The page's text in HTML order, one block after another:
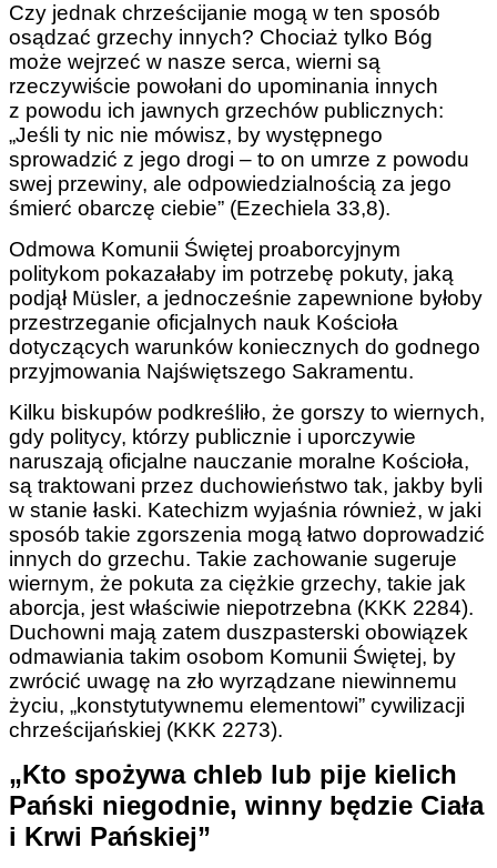
Czy jednak chrześcijanie mogą w ten sposób
osądzać grzechy innych? Chociaż tylko Bóg
może wejrzeć w nasze serca, wierni są
rzeczywiście powołani do upominania innych
z powodu ich jawnych grzechów publicznych:
„Jeśli ty nic nie mówisz, by występnego
sprowadzić z jego drogi – to on umrze z powodu
swej przewiny, ale odpowiedzialnością za jego
śmierć obarczę ciebie” (Ezechiela 33,8).
Odmowa Komunii Świętej proaborcyjnym
politykom pokazałaby im potrzebę pokuty, jaką
podjął Müsler, a jednocześnie zapewnione byłoby
przestrzeganie oficjalnych nauk Kościoła
dotyczących warunków koniecznych do godnego
przyjmowania Najświętszego Sakramentu.
Kilku biskupów podkreśliło, że gorszy to wiernych,
gdy politycy, którzy publicznie i uporczywie
naruszają oficjalne nauczanie moralne Kościoła,
są traktowani przez duchowieństwo tak, jakby byli
w stanie łaski. Katechizm wyjaśnia również, w jaki
sposób takie zgorszenia mogą łatwo doprowadzić
innych do grzechu. Takie zachowanie sugeruje
wiernym, że pokuta za ciężkie grzechy, takie jak
aborcja, jest właściwie niepotrzebna (KKK 2284).
Duchowni mają zatem duszpasterski obowiązek
odmawiania takim osobom Komunii Świętej, by
zwrócić uwagę na zło wyrządzane niewinnemu
życiu, „konstytutywnemu elementowi” cywilizacji
chrześcijańskiej (KKK 2273).
„Kto spożywa chleb lub pije kielich
Pański niegodnie, winny będzie Ciała
i Krwi Pańskiej”